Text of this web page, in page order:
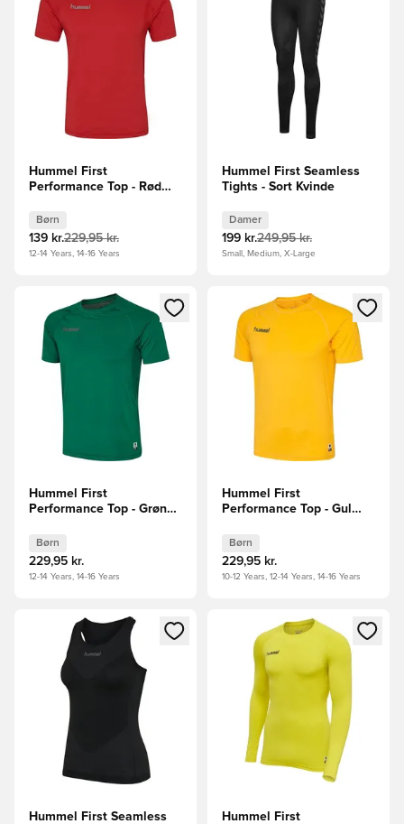
Hummel First
Performance Top - Rød
Børn
139 kr.229,95 kr.
12-14 Years, 14-16 Years
Hummel First Seamless
Tights - Sort Kvinde
Damer
199 kr.249,95 kr.
Small, Medium, X-Large
Åbner en Modal til at logge ind eller tilmelde dig som
Hummel First
Performance Top - Grøn
Børn
229,95 kr.
12-14 Years, 14-16 Years
Åbner en Modal til at logge
Hummel First
Performance Top - Gul
Børn
229,95 kr.
10-12 Years, 12-14 Years, 14-16 Years
Åbner en Modal til at logge ind eller tilmelde dig som
Hummel First Seamless
Åbner en Modal til at logge
Hummel First